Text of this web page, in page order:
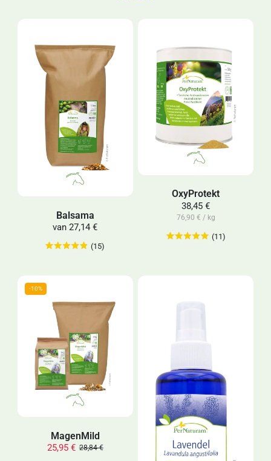
Balsama
van 27,14 €
(15)
OxyProtekt
38,45 €
76,90 € / kg
(11)
MagenMild
28,84 €
25,95 €